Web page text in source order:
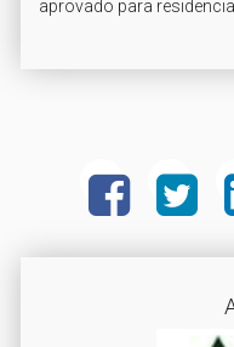
aprovado para